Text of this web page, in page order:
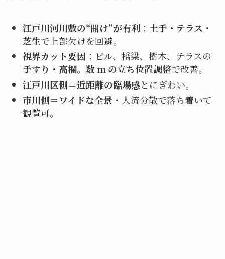
江戸川河川敷の“開け”が有利： 土手・テラス・
芝生で上部欠けを回避。
視界カット要因 ：ビル、橋梁、樹木、テラスの
手すり・高欄。 数 m の立ち位置調整で改善。
江戸川区側＝近距離の臨場感とにぎわい。
市川側＝ワイドな全景 ・人流分散で落ち着いて
観覧可。